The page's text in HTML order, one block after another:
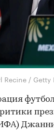
Recine / Getty